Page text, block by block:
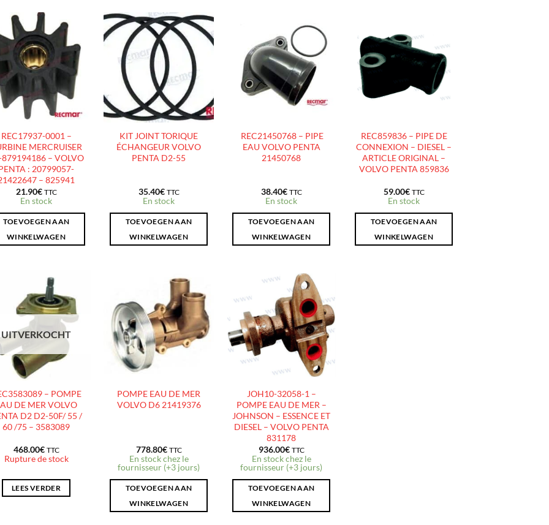
AJOUTER
À LA
LISTE
D’ENVIES
REC17937-0001 –
MERCRUISER
– VOLVO
: 20799057-
– 825941
21.90€ TTC
En stock
TOEVOEGEN AAN
WINKELWAGEN
AJOUTER
D’ENVIES
KIT JOINT TORIQUE
ÉCHANGEUR VOLVO
PENTA D2-55
35.40€ TTC
En stock
TOEVOEGEN AAN
WINKELWAGEN
AJOUTER
À LA
LISTE
D’ENVIES
REC21450768 – PIPE
EAU VOLVO PENTA
21450768
38.40€ TTC
En stock
TOEVOEGEN AAN
WINKELWAGEN
AJOUTER
À LA
LISTE
D’ENVIES
REC859836 – PIPE DE
CONNEXION – DIESEL –
ARTICLE ORIGINAL –
VOLVO PENTA 859836
59.00€ TTC
En stock
TOEVOEGEN AAN
WINKELWAGEN
AJOUTER
À LA
LISTE
D’ENVIES
UITVERKOCHT
– POMPE
DE MER VOLVO
D2 D2-50F/ 55 /
60 /75 – 3583089
468.00€ TTC
Rupture de stock
LEES VERDER
AJOUTER
À LA
LISTE
D’ENVIES
POMPE EAU DE MER
VOLVO D6 21419376
778.80€ TTC
En stock chez le
fournisseur (+3 jours)
TOEVOEGEN AAN
WINKELWAGEN
AJOUTER
À LA
LISTE
D’ENVIES
JOH10-32058-1 –
POMPE EAU DE MER –
JOHNSON – ESSENCE ET
DIESEL – VOLVO PENTA
831178
936.00€ TTC
En stock chez le
fournisseur (+3 jours)
TOEVOEGEN AAN
WINKELWAGEN